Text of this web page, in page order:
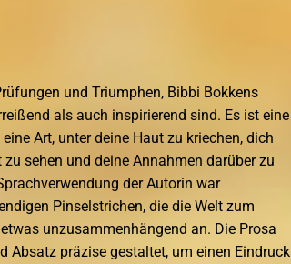
und Triumphen, Bibbi Bokkens
als auch inspirierend sind. Es ist eine
Art, unter deine Haut zu kriechen, dich
sehen und deine Annahmen darüber zu
der Autorin war
Pinselstrichen, die die Welt zum
unzusammenhängend an. Die Prosa
Absatz präzise gestaltet, um einen Eindruck